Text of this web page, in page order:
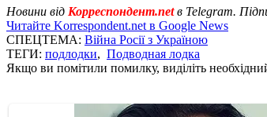
Новини від Корреспондент.netв Telegram.
Читайте Korrespondent.net в Google News
СПЕЦТЕМА: Війна Росії з Україною
ТЕГИ: подлодки, Подводная лодка
Якщо ви помітили помилку, виділіть